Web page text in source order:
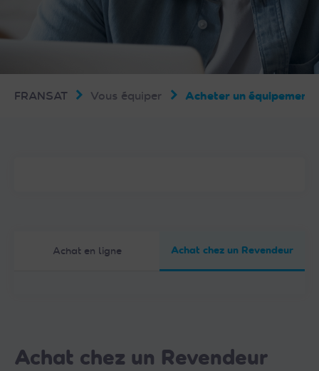
FRANSAT Vous équiper Acheter un équipement
Achat en ligne Achat chez un Revendeur
Achat chez un Revendeur